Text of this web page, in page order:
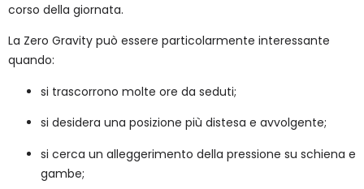
corso della giornata.
La Zero Gravity può essere particolarmente interessante
quando:
si trascorrono molte ore da seduti;
si desidera una posizione più distesa e avvolgente;
si cerca un alleggerimento della pressione su schiena e
gambe;